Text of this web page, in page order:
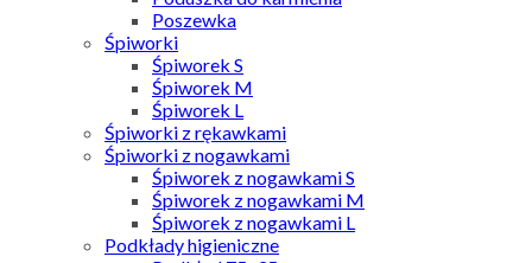
Poszewka
Śpiworki
Śpiworek S
Śpiworek M
Śpiworek L
Śpiworki z rękawkami
Śpiworki z nogawkami
Śpiworek z nogawkami S
Śpiworek z nogawkami M
Śpiworek z nogawkami L
Podkłady higieniczne